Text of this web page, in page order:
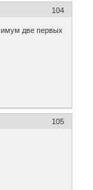
104
две первых
105